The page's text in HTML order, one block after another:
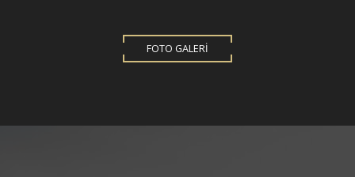
FOTO GALERİ